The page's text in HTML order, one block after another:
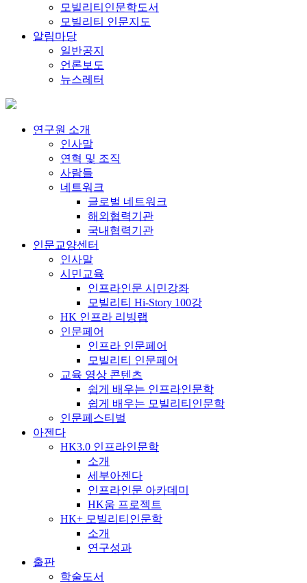
모빌리티인문학도서
모빌리티 인문지도
알림마당
일반공지
언론보도
뉴스레터
연구원 소개
인사말
연혁 및 조직
사람들
네트워크
글로벌 네트워크
해외협력기관
국내협력기관
인문교양센터
인사말
시민교육
인프라인문 시민강좌
모빌리티 Hi-Story 100강
HK 인프라 리빙랩
인문페어
인프라 인문페어
모빌리티 인문페어
교육 영상 콘텐츠
쉽게 배우는 인프라인문학
쉽게 배우는 모빌리티인문학
인문페스티벌
아젠다
HK3.0 인프라인문학
소개
세부아젠다
인프라인문 아카데미
HK움 프로젝트
HK+ 모빌리티인문학
소개
연구성과
출판
학술도서